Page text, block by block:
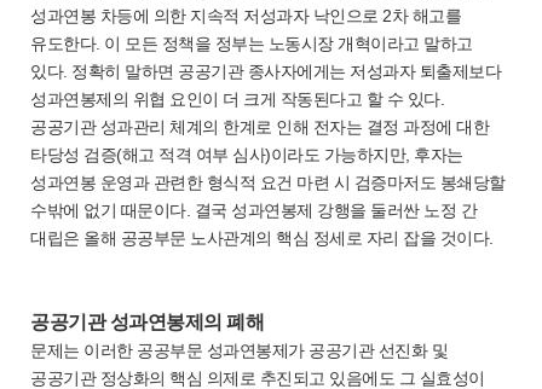
성과연봉 차등에 의한 지속적 저성과자 낙인으로 2차 해고를
유도한다. 이 모든 정책을 정부는 노동시장 개혁이라고 말하고
있다. 정확히 말하면 공공기관 종사자에게는 저성과자 퇴출제보다
성과연봉제의 위협 요인이 더 크게 작동된다고 할 수 있다.
공공기관 성과관리 체계의 한계로 인해 전자는 결정 과정에 대한
타당성 검증(해고 적격 여부 심사)이라도 가능하지만, 후자는
성과연봉 운영과 관련한 형식적 요건 마련 시 검증마저도 봉쇄당할
수밖에 없기 때문이다. 결국 성과연봉제 강행을 둘러싼 노정 간
대립은 올해 공공부문 노사관계의 핵심 정세로 자리 잡을 것이다.
공공기관 성과연봉제의 폐해
문제는 이러한 공공부문 성과연봉제가 공공기관 선진화 및
공공기관 정상화의 핵심 의제로 추진되고 있음에도 그 실효성이